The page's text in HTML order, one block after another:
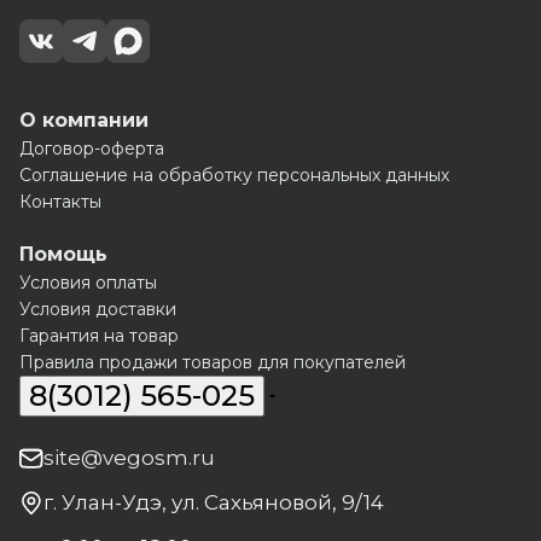
О компании
Договор-оферта
Соглашение на обработку персональных данных
Контакты
Помощь
Условия оплаты
Условия доставки
Гарантия на товар
Правила продажи товаров для покупателей
8(3012) 565-025
site@vegosm.ru
г. Улан-Удэ, ул. Сахьяновой, 9/14